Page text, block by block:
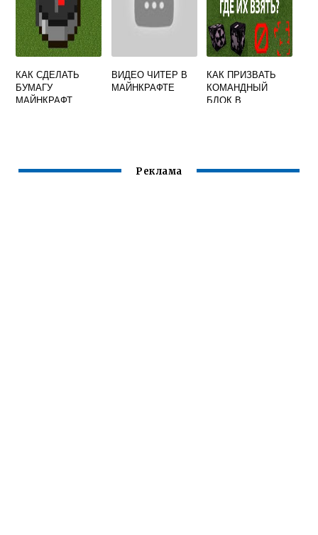
КАК СДЕЛАТЬ
БУМАГУ
МАЙНКРАФТ
ВИДЕО ЧИТЕР В
МАЙНКРАФТЕ
КАК ПРИЗВАТЬ
КОМАНДНЫЙ
БЛОК В
Реклама